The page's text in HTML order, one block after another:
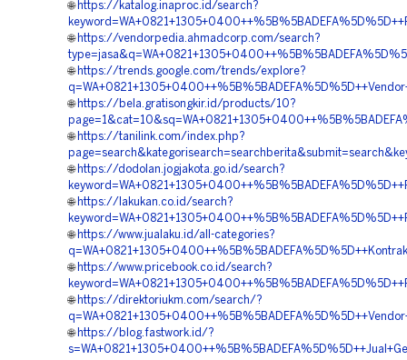
🌐 https://katalog.inaproc.id/search?
🌐 https://vendorpedia.ahmadcorp.com/search?
🌐 https://trends.google.com/trends/explore?
🌐 https://bela.gratisongkir.id/products/10?
🌐 https://tanilink.com/index.php?
🌐 https://dodolan.jogjakota.go.id/search?
🌐 https://lakukan.co.id/search?
🌐 https://www.jualaku.id/all-categories?
🌐 https://www.pricebook.co.id/search?
🌐 https://direktoriukm.com/search/?
🌐 https://blog.fastwork.id/?